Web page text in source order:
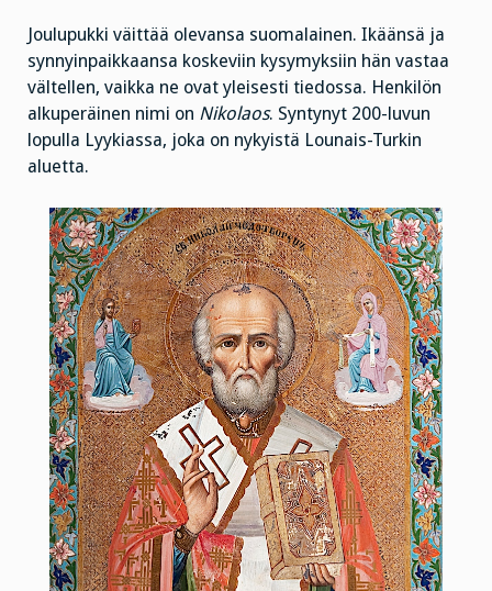
Joulupukki väittää olevansa suomalainen. Ikäänsä ja
synnyinpaikkaansa koskeviin kysymyksiin hän vastaa
vältellen, vaikka ne ovat yleisesti tiedossa. Henkilön
alkuperäinen nimi on Nikolaos. Syntynyt 200-luvun
lopulla Lyykiassa, joka on nykyistä Lounais-Turkin
aluetta.